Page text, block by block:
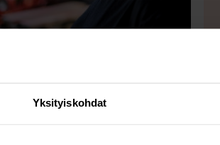
Yksityiskohdat
testosteronivaje jäi
varjoon –